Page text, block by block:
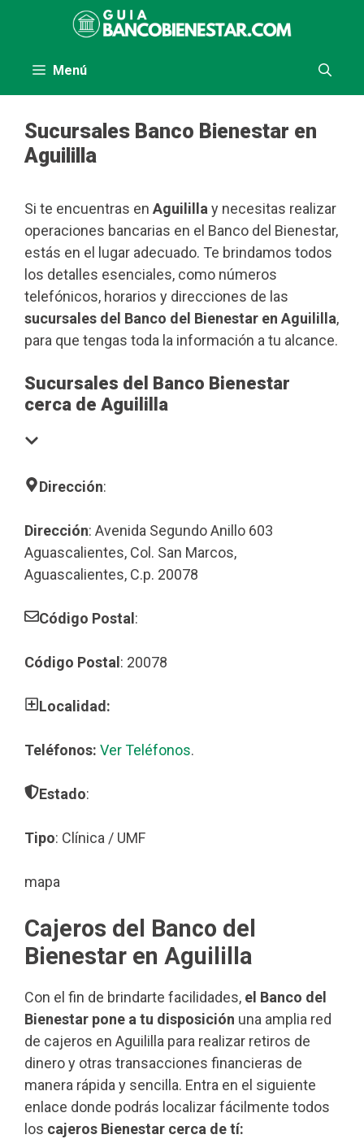
Menú
Sucursales Banco Bienestar en
Aguililla
Si te encuentras en Aguililla y necesitas realizar
operaciones bancarias en el Banco del Bienestar,
estás en el lugar adecuado. Te brindamos todos
los detalles esenciales, como números
telefónicos, horarios y direcciones de las
sucursales del Banco del Bienestar en Aguililla,
para que tengas toda la información a tu alcance.
Sucursales del Banco Bienestar
cerca de Aguililla
Dirección:
Dirección: Avenida Segundo Anillo 603
Aguascalientes, Col. San Marcos,
Aguascalientes, C.p. 20078
Código Postal :
Código Postal : 20078
Localidad:
Teléfonos: Ver Teléfonos.
Estado:
Tipo: Clínica / UMF
mapa
Cajeros del Banco del
Bienestar en Aguililla
Con el fin de brindarte facilidades, el Banco del
Bienestar pone a tu disposición una amplia red
de cajeros en Aguililla para realizar retiros de
dinero y otras transacciones financieras de
manera rápida y sencilla. Entra en el siguiente
enlace donde podrás localizar fácilmente todos
los cajeros Bienestar cerca de tí: